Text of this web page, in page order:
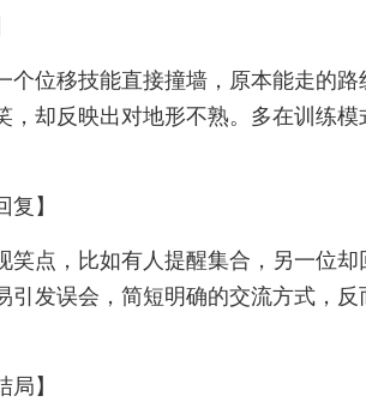
个位移技能直接撞墙，原本能走的路
，却反映出对地形不熟。多在训练
复】
笑点，比如有人提醒集合，另一位
引发误会，简短明确的交流方式，
局】